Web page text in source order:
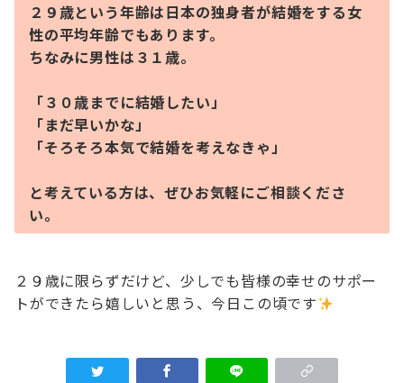
２９歳という年齢は日本の独身者が結婚をする女
性の平均年齢でもあります。
ちなみに男性は３１歳。
「３０歳までに結婚したい」
「まだ早いかな」
「そろそろ本気で結婚を考えなきゃ」
と考えている方は、ぜひお気軽にご相談くださ
い。
２９歳に限らずだけど、少しでも皆様の幸せのサポー
トができたら嬉しいと思う、今日この頃です